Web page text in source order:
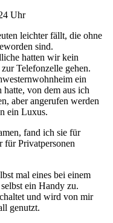
Uhr
leichter fällt, die ohne
sind.
hatten wir kein
Telefonzelle gehen.
ein
hatte, von dem aus ich
aber angerufen werden
ein Luxus.
fand ich sie für
für Privatpersonen
mal eines bei einem
ein Handy zu.
und wird von mir
genutzt.